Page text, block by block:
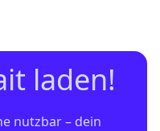
laden!
nutzbar – dein